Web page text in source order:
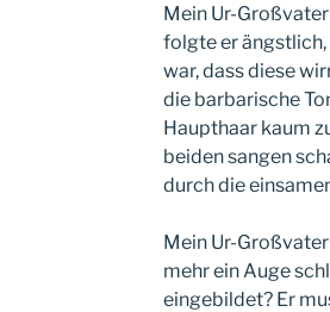
Mein Ur-
folgte er ängstlich,
war, dass diese
die barbarische
Haupthaar kaum
beiden sangen
durch die
Mein Ur-
mehr ein Auge
eingebildet? Er